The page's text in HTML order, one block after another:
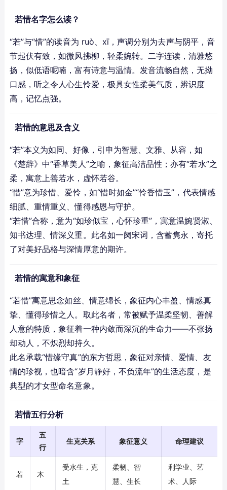
若惜名字怎么读？
“若”与“惜”的读音为 ruò、xī，声调分别为去声与阴平，音
节起伏有致，如微风拂柳，轻柔婉转。二字连读，清雅悠
扬，似低语呢喃，富有诗意与温情。发音流畅自然，无拗
口感，听之令人心生怜爱，极具女性柔美气质，辨识度
高，记忆点强。
若惜的意思及含义
“若”本义为如同、好像，引申为智慧、文雅、从容，如
《楚辞》中“香草美人”之喻，象征高洁品性；亦有“若水”之
柔，寓意上善若水，虚怀若谷。
“惜”意为珍惜、爱怜，如“惜时如金”“怜香惜玉”，代表情感
细腻、重情重义、懂得感恩与守护。
“若惜”合称，意为“如珍似宝，心怀珍重”，寓意温婉贤淑、
知书达理、情深义重。此名如一阕宋词，含蓄隽永，寄托
了对美好品格与深情厚意的期许。
若惜的寓意和象征
“若惜”寓意思念如丝、情意绵长，象征内心丰盈、情感真
挚、懂得珍惜之人。取此名者，常被赋予温柔坚韧、善解
人意的特质，象征着一种内敛而深沉的生命力——不张扬
却动人，不炽烈却持久。
此名承载“惜缘守真”的东方哲思，象征对亲情、爱情、友
情的珍视，也暗含“岁月静好，不负流年”的生活态度，是
典型的才女型命名意象。
若惜五行分析
字
五
行
生克关系 象征意义 命理建议
若 木
受水生，克
土
柔韧、智
慧、生长
利学业、艺
术、人际